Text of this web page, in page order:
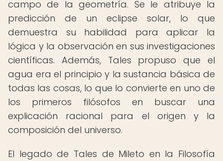
campo de la geometría. Se le atribuye la
predicción de un eclipse solar, lo que
demuestra su habilidad para aplicar la
lógica y la observación en sus investigaciones
científicas. Además, Tales propuso que el
agua era el principio y la sustancia básica de
todas las cosas, lo que lo convierte en uno de
los primeros filósofos en buscar una
explicación racional para el origen y la
composición del universo.
El legado de Tales de Mileto en la Filosofía